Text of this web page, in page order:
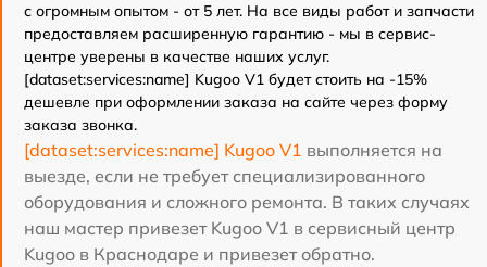
с огромным опытом - от 5 лет. На все виды работ и запчасти
предоставляем расширенную гарантию - мы в сервис-
центре уверены в качестве наших услуг.
[dataset:services:name] Kugoo V1 будет стоить на -15%
дешевле при оформлении заказа на сайте через форму
заказа звонка.
[dataset:services:name] Kugoo V1 выполняется на
выезде, если не требует специализированного
оборудования и сложного ремонта. В таких случаях
наш мастер привезет Kugoo V1 в сервисный центр
Kugoo в Краснодаре и привезет обратно.